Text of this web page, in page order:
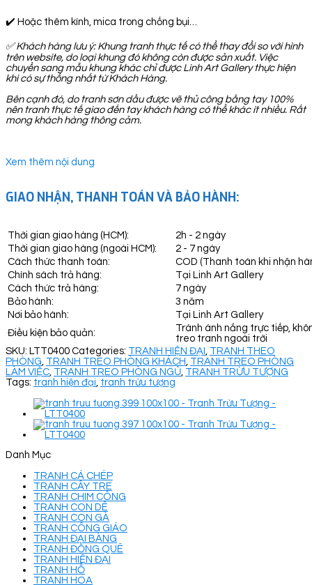
✔️ Hoặc thêm kính, mica trong chống bụi…
✅Khách hàng lưu ý: Khung tranh thực tế có thể thay đổi so với hình
trên website, do loại khung đó không còn được sản xuất. Việc
chuyển sang mẫu khung khác chỉ được Linh Art Gallery thực hiện
khi có sự thống nhất từ Khách Hàng.
Bên cạnh đó, do tranh sơn dầu được vẽ thủ công bằng tay 100%
nên tranh thực tế giao đến tay khách hàng có thể khác ít nhiều. Rất
mong khách hàng thông cảm.
Xem thêm nội dung
GIAO NHẬN, THANH TOÁN VÀ BẢO HÀNH:
Thời gian giao hàng (HCM):
2h - 2 ngày
Thời gian giao hàng (ngoài HCM):
2 - 7 ngày
Cách thức thanh toán:
COD (Thanh toán khi nhận
Chính sách trả hàng:
Tại Linh Art Gallery
Cách thức trả hàng:
7 ngày
Bảo hành:
3 năm
Nơi bảo hành:
Tại Linh Art Gallery
Điều kiện bảo quản:
Tránh ánh nắng trực tiếp,
treo tranh ngoài trời
SKU: LTT0400 Categories: TRANH HIỆN ĐẠI , TRANH THEO
PHÒNG, TRANH TREO PHÒNG KHÁCH, TRANH TREO PHÒNG
LÀM VIỆC, TRANH TREO PHÒNG NGỦ, TRANH TRỪU TƯỢNG
Tags: tranh hiện đại, tranh trừu tượng
Danh Mục
TRANH CÁ CHÉP
TRANH CÂY TRE
TRANH CHIM CÔNG
TRANH CON DÊ
TRANH CON GÀ
TRANH CÔNG GIÁO
TRANH ĐẠI BÀNG
TRANH ĐỒNG QUÊ
TRANH HIỆN ĐẠI
TRANH HỔ
TRANH HOA